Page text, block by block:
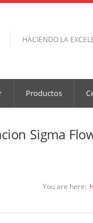
HACIENDO LA
Productos
Sigma
You are here: